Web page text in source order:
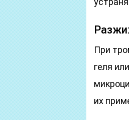
При
геля
их